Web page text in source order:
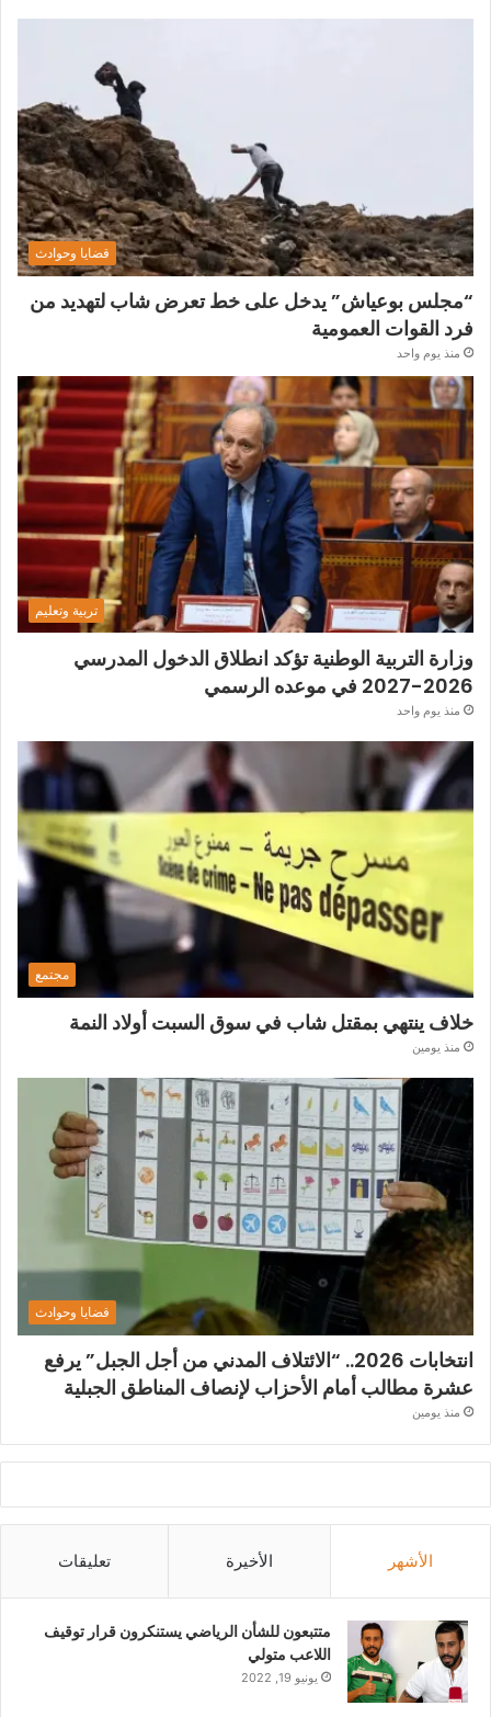
قضايا وحوادث
“مجلس بوعياش” يدخل على خط تعرض شاب لتهديد من
فرد القوات العمومية
منذ يوم واحد
تربية وتعليم
وزارة التربية الوطنية تؤكد انطلاق الدخول المدرسي
2026-2027 في موعده الرسمي
منذ يوم واحد
مجتمع
خلاف ينتهي بمقتل شاب في سوق السبت أولاد النمة
منذ يومين
قضايا وحوادث
انتخابات 2026.. “الائتلاف المدني من أجل الجبل” يرفع
عشرة مطالب أمام الأحزاب لإنصاف المناطق الجبلية
منذ يومين
الأشهر الأخيرة تعليقات
متتبعون للشأن الرياضي يستنكرون قرار توقيف
اللاعب متولي
يونيو 19, 2022